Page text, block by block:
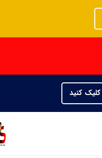
کلیک کنید